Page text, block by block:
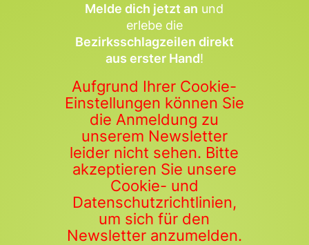
Melde dich jetzt an und
erlebe die
Bezirksschlagzeilen direkt
aus erster Hand!
Aufgrund Ihrer Cookie-
Einstellungen können Sie
die Anmeldung zu
unserem Newsletter
leider nicht sehen. Bitte
akzeptieren Sie unsere
Cookie- und
Datenschutzrichtlinien,
um sich für den
Newsletter anzumelden.